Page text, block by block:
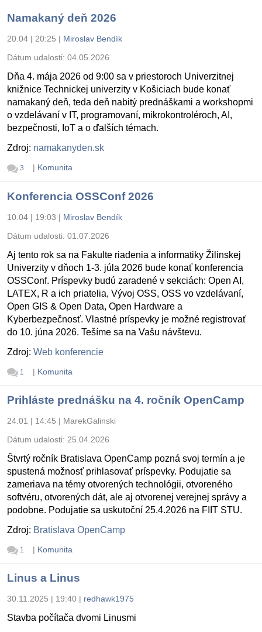
Namakaný deň 2026
20.04 | 20:25 | Miroslav Bendík
Dátum udalosti: 04.05.2026
Dňa 4. mája 2026 od 9:00 sa v priestoroch Univerzitnej
knižnice Technickej univerzity v Košiciach bude konať
namakaný deň, teda deň nabitý prednáškami a workshopmi
o vzdelávaní v IT, programovaní, mikrokontroléroch, AI,
bezpečnosti, IoT a o ďalších témach.
Zdroj: namakanyden.sk
3 | Komunita
Konferencia OSSConf 2026
10.04 | 19:03 | Miroslav Bendík
Dátum udalosti: 01.07.2026
Aj tento rok sa na Fakulte riadenia a informatiky Žilinskej
Univerzity v dňoch 1-3. júla 2026 bude konať konferencia
OSSConf. Príspevky budú zaradené v sekciách: Open AI,
LATEX, R a ich priatelia, Vývoj OSS, OSS vo vzdelávaní,
Open GIS & Open Data, Open Hardware a
Kyberbezpečnosť. Vlastné príspevky je možné registrovať
do 10. júna 2026. Tešíme sa na Vašu návštevu.
Zdroj: Web konferencie
1 | Komunita
Prihláste prednášku na 4. ročník OpenCamp
24.01 | 14:45 | MarekGalinski
Dátum udalosti: 25.04.2026
Štvrtý ročník Bratislava OpenCamp pozná svoj termín a je
spustená možnosť prihlasovať príspevky. Podujatie sa
zameriava na témy otvorených technológii, otvoreného
softvéru, otvorených dát, ale aj otvorenej verejnej správy a
podobne. Podujatie sa uskutoční 25.4.2026 na FIIT STU.
Zdroj: Bratislava OpenCamp
1 | Komunita
Linus a Linus
30.11.2025 | 19:40 | redhawk1975
Stavba počítača dvomi Linusmi